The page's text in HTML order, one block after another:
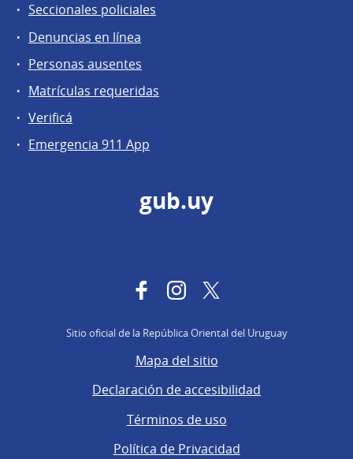
Seccionales policiales
Denuncias en línea
Personas ausentes
Matrículas requeridas
Verificá
Emergencia 911 App
gub.uy
FacebookInstagram
Sitio oficial de la República Oriental del Uruguay
Mapa del sitio
Declaración de accesibilidad
Términos de uso
Política de Privacidad